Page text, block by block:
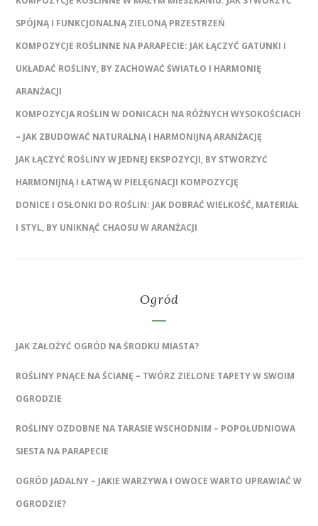
SPÓJNĄ I FUNKCJONALNĄ ZIELONĄ PRZESTRZEŃ
KOMPOZYCJE ROŚLINNE NA PARAPECIE: JAK ŁĄCZYĆ GATUNKI I
UKŁADAĆ ROŚLINY, BY ZACHOWAĆ ŚWIATŁO I HARMONIĘ
ARANŻACJI
KOMPOZYCJA ROŚLIN W DONICACH NA RÓŻNYCH WYSOKOŚCIACH
– JAK ZBUDOWAĆ NATURALNĄ I HARMONIJNĄ ARANŻACJĘ
JAK ŁĄCZYĆ ROŚLINY W JEDNEJ EKSPOZYCJI, BY STWORZYĆ
HARMONIJNĄ I ŁATWĄ W PIELĘGNACJI KOMPOZYCJĘ
DONICE I OSŁONKI DO ROŚLIN: JAK DOBRAĆ WIELKOŚĆ, MATERIAŁ
I STYL, BY UNIKNĄĆ CHAOSU W ARANŻACJI
Ogród
JAK ZAŁOŻYĆ OGRÓD NA ŚRODKU MIASTA?
ROŚLINY PNĄCE NA ŚCIANĘ – TWÓRZ ZIELONE TAPETY W SWOIM
OGRODZIE
ROŚLINY OZDOBNE NA TARASIE WSCHODNIM – POPOŁUDNIOWA
SIESTA NA PARAPECIE
OGRÓD JADALNY – JAKIE WARZYWA I OWOCE WARTO UPRAWIAĆ W
OGRODZIE?